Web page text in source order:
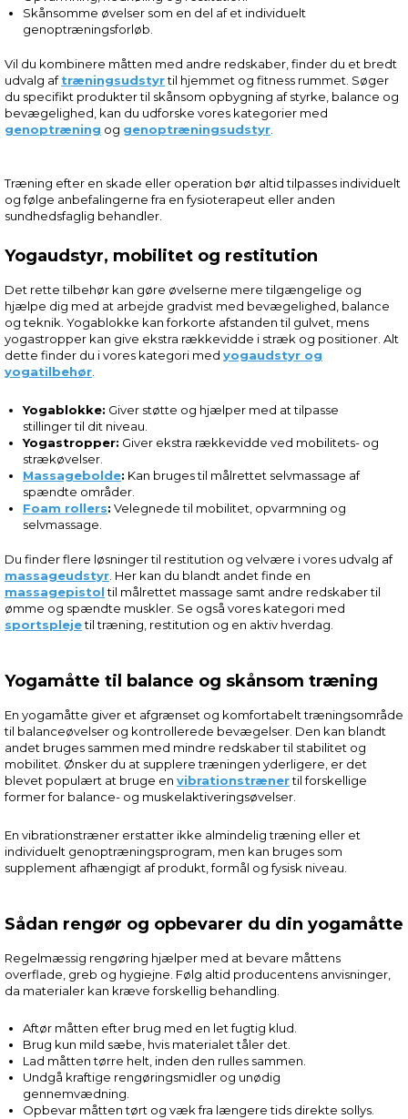
Skånsomme øvelser som en del af et individuelt
genoptræningsforløb.
Vil du kombinere måtten med andre redskaber, finder du et bredt
udvalg aftræningsudstyrtil hjemmet og fitness rummet. Søger
du specifikt produkter til skånsom opbygning af styrke, balance og
bevægelighed, kan du udforske vores kategorier med
genoptræning og genoptræningsudstyr
Træning efter en skade eller operation bør altid tilpasses individuelt
og følge anbefalingerne fra en fysioterapeut eller anden
sundhedsfaglig behandler.
Yogaudstyr, mobilitet og restitution
Det rette tilbehør kan gøre øvelserne mere tilgængelige og
hjælpe dig med at arbejde gradvist med bevægelighed, balance
og teknik. Yogablokke kan forkorte afstanden til gulvet, mens
yogastropper kan give ekstra rækkevidde i stræk og positioner. Alt
dette finder du i vores kategori med yogaudstyr og
yogatilbehør.
Yogablokke: Giver støtte og hjælper med at tilpasse
stillinger til dit niveau.
Yogastropper: Giver ekstra rækkevidde ved mobilitets- og
strækøvelser.
Massagebolde: Kan bruges til målrettet selvmassage af
spændte områder.
Foam rollers: Velegnede til mobilitet, opvarmning og
selvmassage.
Du finder flere løsninger til restitution og velvære i vores udvalg af
massageudstyr . Her kan du blandt andet finde en
massagepistoltil målrettet massage samt andre redskaber til
ømme og spændte muskler. Se også vores kategori med
sportsplejetil træning, restitution og en aktiv hverdag.
Yogamåtte til balance og skånsom træning
En yogamåtte giver et afgrænset og komfortabelt træningsområde
til balanceøvelser og kontrollerede bevægelser. Den kan blandt
andet bruges sammen med mindre redskaber til stabilitet og
mobilitet. Ønsker du at supplere træningen yderligere, er det
blevet populært at bruge en vibrationstrænertil forskellige
former for balance- og muskelaktiveringsøvelser.
En vibrationstræner erstatter ikke almindelig træning eller et
individuelt genoptræningsprogram, men kan bruges som
supplement afhængigt af produkt, formål og fysisk niveau.
Sådan rengør og opbevarer du din yogamåtte
Regelmæssig rengøring hjælper med at bevare måttens
overflade, greb og hygiejne. Følg altid producentens anvisninger,
da materialer kan kræve forskellig behandling.
Aftør måtten efter brug med en let fugtig klud.
Brug kun mild sæbe, hvis materialet tåler det.
Lad måtten tørre helt, inden den rulles sammen.
Undgå kraftige rengøringsmidler og unødig
gennemvædning.
Opbevar måtten tørt og væk fra længere tids direkte sollys.